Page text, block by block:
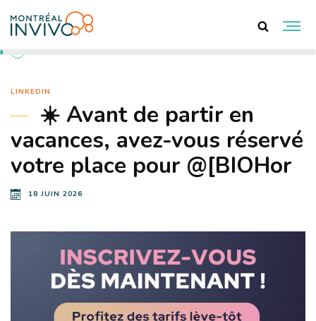
LINKEDIN
☀️ Avant de partir en
vacances, avez-vous réservé
votre place pour @[BIOHor
18 JUIN 2026